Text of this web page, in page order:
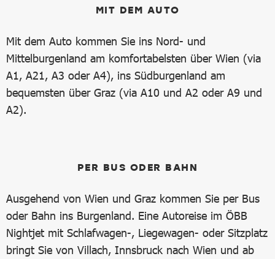
MIT DEM AUTO
Mit dem Auto kommen Sie ins Nord- und
Mittelburgenland am komfortabelsten über Wien (via
A1, A21, A3 oder A4), ins Südburgenland am
bequemsten über Graz (via A10 und A2 oder A9 und
A2).
PER BUS ODER BAHN
Ausgehend von Wien und Graz kommen Sie per Bus
oder Bahn ins Burgenland. Eine Autoreise im ÖBB
Nightjet mit Schlafwagen-, Liegewagen- oder Sitzplatz
bringt Sie von Villach, Innsbruck nach Wien und ab